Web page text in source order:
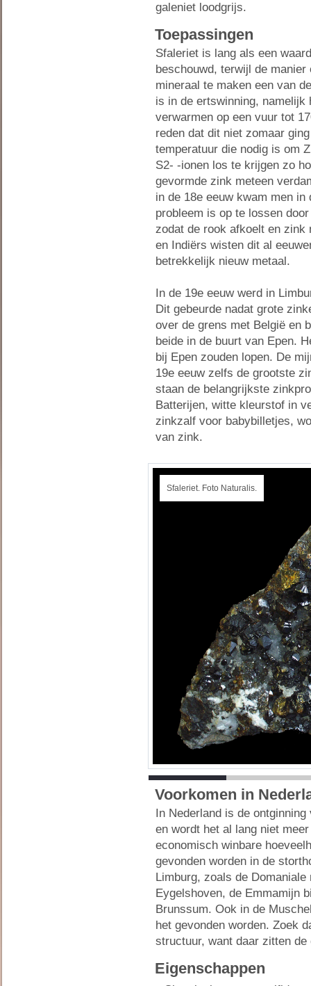
galeniet loodgrijs.
Toepassingen
Sfaleriet is lang als een
beschouwd, terwijl de
mineraal te maken een van
is in de ertswinning, namelijk
verwarmen op een vuur tot
reden dat dit niet zomaar
temperatuur die nodig is om
S2- -ionen los te krijgen zo
gevormde zink meteen
in de 18e eeuw kwam men
probleem is op te lossen
zodat de rook afkoelt en zink
en Indiërs wisten dit al
betrekkelijk nieuw metaal.
In de 19e eeuw werd in
Dit gebeurde nadat grote
over de grens met België en
beide in de buurt van Epen.
bij Epen zouden lopen. De
19e eeuw zelfs de grootste
staan de belangrijkste
Batterijen, witte kleurstof in
zinkzalf voor babybilletjes,
van zink.
Sfaleriet. Foto Naturalis.
Voorkomen in
In Nederland is de
en wordt het al lang niet
economisch winbare
gevonden worden in de
Limburg, zoals de
Eygelshoven, de Emmamijn
Brunssum. Ook in de
het gevonden worden. Zoek
structuur, want daar zitten
Eigenschappen